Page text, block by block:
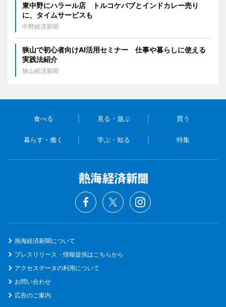
東中野にハラール店 トルコケバブとインドカレー売り
に、タイムサービスも
中野経済新聞
狭山で初心者向けAI活用セミナー 仕事や暮らしに使える
実践法紹介
狭山経済新聞
食べる 見る・遊ぶ 買う
暮らす・働く 学ぶ・知る 特集
熱海経済新聞について
プレスリリース・情報提供はこちらから
アクセスデータの利用について
お問い合わせ
広告のご案内